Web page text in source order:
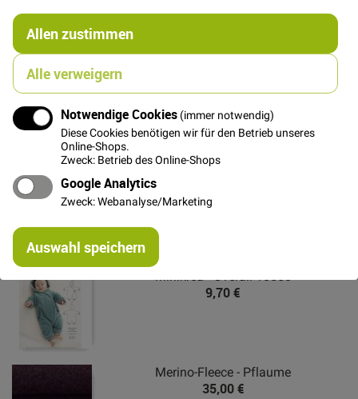
Allen zustimmen
Alle verweigern
Notwendige Cookies (immer notwendig)
Diese Cookies benötigen wir für den Betrieb unseres
Online-Shops.
Zweck: Betrieb des Online-Shops
Google Analytics
Zweck: Webanalyse/Marketing
Auswahl speichern
Das könnte Dich auch interessieren
Minikrea - Overall 10550
9,70 €
Merino-Fleece - Pflaume
35,00 €
Zur Pflege wird empfohlen: kalt waschen mit flüssigen
Fein-/bzw. Wollmaschmittel, anschließend in Form
bringen und trocknen lassen. Mit Einsprung von ca.
10%. ist zu rechnen
Weitere Informationen
Hersteller